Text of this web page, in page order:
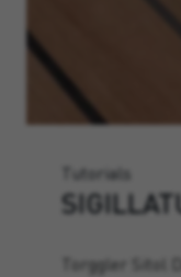
Tutorials
Torggler Sitol